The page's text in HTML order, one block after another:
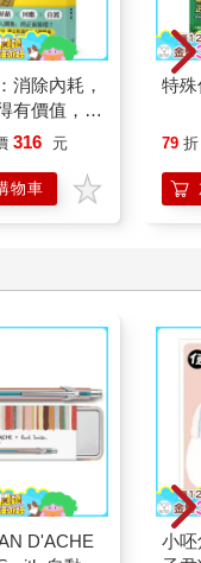
消除內耗，
有價值，跟
相處
316 元
物車
特
79 折
D'ACHE
小